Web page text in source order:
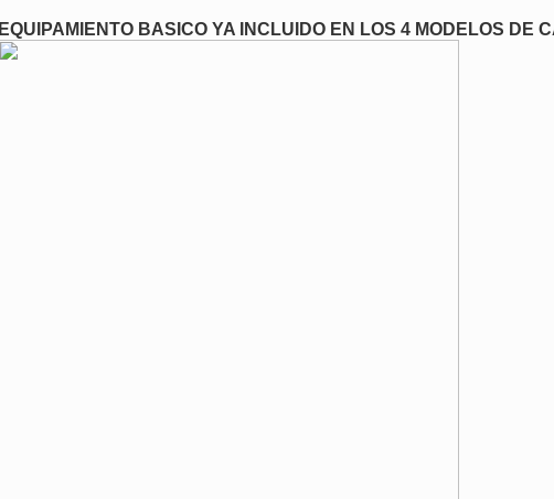
EQUIPAMIENTO BASICO YA INCLUIDO EN LOS 4 MODELOS DE